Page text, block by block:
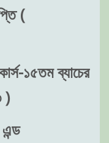
(
১৫তম ব্যাচের
)